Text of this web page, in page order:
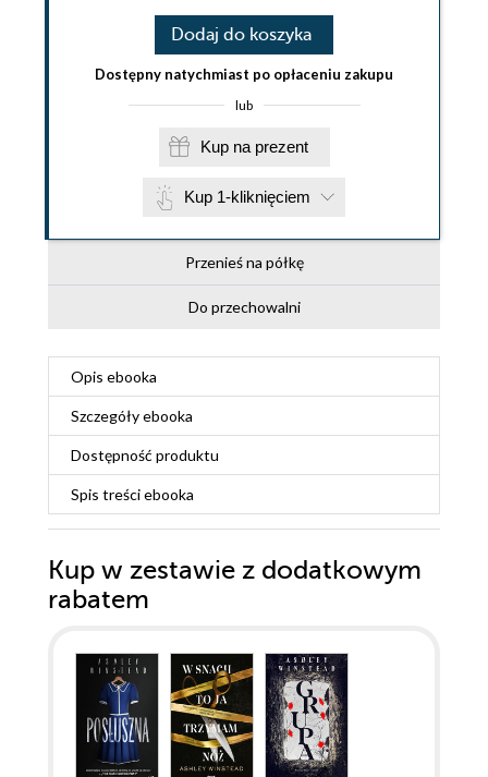
Dodaj do koszyka
Dostępny natychmiast po opłaceniu zakupu
lub
Kup na prezent
Kup 1-kliknięciem
Przenieś na półkę
Do przechowalni
Opis ebooka
Szczegółyebooka
Dostępność produktu
Spis treściebooka
Kup w zestawie z dodatkowym
rabatem